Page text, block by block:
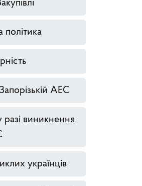
політика
Запорізькій АЕС
разі виникнення
українців